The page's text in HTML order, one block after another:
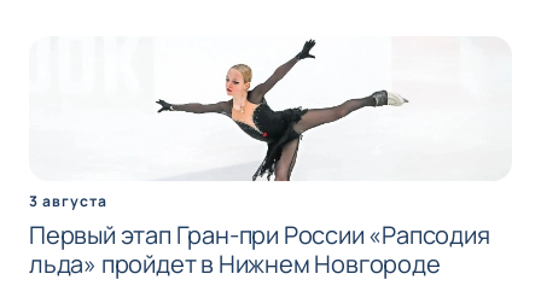
3 августа
Первый этап Гран-при России «Рапсодия
льда» пройдет в Нижнем Новгороде